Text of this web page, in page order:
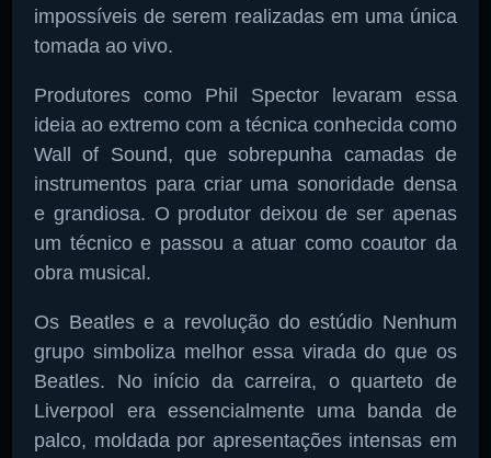
impossíveis de serem realizadas em uma única
tomada ao vivo.
Produtores como Phil Spector levaram essa
ideia ao extremo com a técnica conhecida como
Wall of Sound, que sobrepunha camadas de
instrumentos para criar uma sonoridade densa
e grandiosa. O produtor deixou de ser apenas
um técnico e passou a atuar como coautor da
obra musical.
Os Beatles e a revolução do estúdio Nenhum
grupo simboliza melhor essa virada do que os
Beatles. No início da carreira, o quarteto de
Liverpool era essencialmente uma banda de
palco, moldada por apresentações intensas em